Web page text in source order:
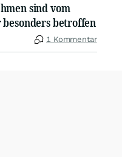
sind vom
betroffen
1 Kommentar